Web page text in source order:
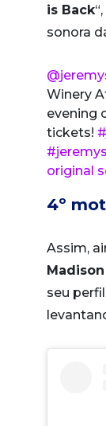
is Back
sonora
Winery
evening
tickets!
original
4º
Assim,
seu